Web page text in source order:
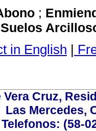
;
Suelos
in English |
Vera Cruz,
Las Mercedes,
Telefonos: (58-